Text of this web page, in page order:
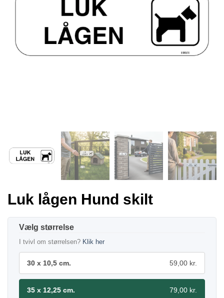
Luk lågen Hund skilt
størrelse
I tvivl om størrelsen? Klik her
30 x 10,5 cm. 59,00 kr.
35 x 12,25 cm. 79,00 kr.